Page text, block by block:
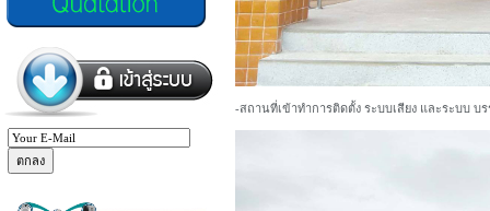
-สถานที่เข้าทำการติดตั้ง ระบบเสียง และระบบ บร